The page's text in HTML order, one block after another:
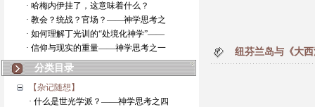
· 哈梅内伊挂了，这意味着什么？
· 教会？统战？官场？——神学思考之
· 如何理解丁光训的“处境化神学”——
· 信仰与现实的重量——神学思考之一
分类目录
【杂记随想】
· 什么是世光学派？——神学思考之四
纽芬兰岛与《大